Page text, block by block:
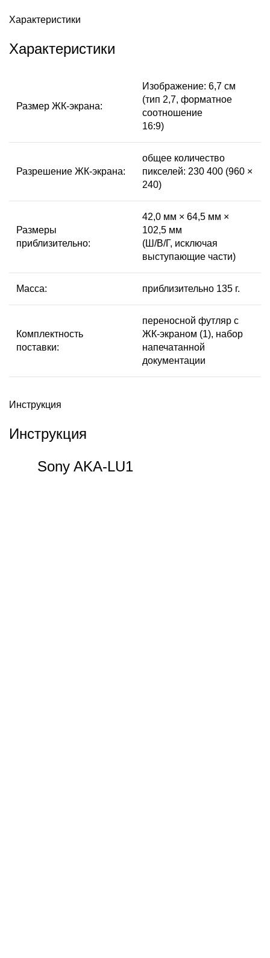
Характеристики
Характеристики
Размер ЖК-экрана:
Изображение: 6,7 см
(тип 2,7, форматное
соотношение
16:9)
Разрешение ЖК-экрана:
общее количество
пикселей: 230 400 (960 ×
240)
Размеры
приблизительно:
42,0 мм × 64,5 мм ×
102,5 мм
(Ш/В/Г, исключая
выступающие части)
Масса: приблизительно 135 г.
Комплектность
поставки:
переносной футляр с
ЖК-экраном (1), набор
напечатанной
документации
Инструкция
Инструкция
Sony AKA-LU1